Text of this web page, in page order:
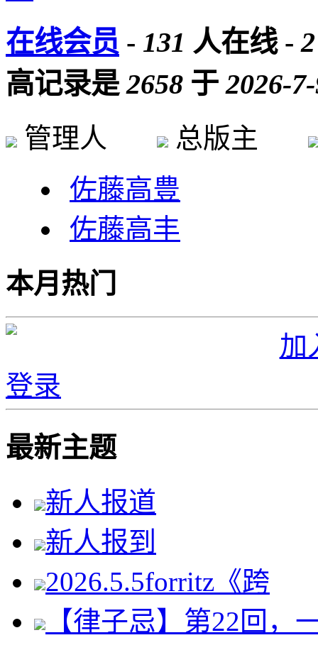
在线会员 - 131 人在线 -2
高记录是2658 于2026-
管理人
总版主
佐藤高豊
佐藤高丰
本月热门
加
登录
最新主题
新人报道
新人报到
2026.5.5forritz《跨
【律子忌】第22回，